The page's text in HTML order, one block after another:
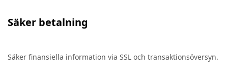
Säker betalning
Säker finansiella information via SSL och transaktionsöversyn.